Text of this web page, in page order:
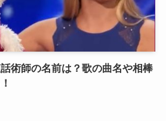
術師の名前は？歌の曲名や相棒